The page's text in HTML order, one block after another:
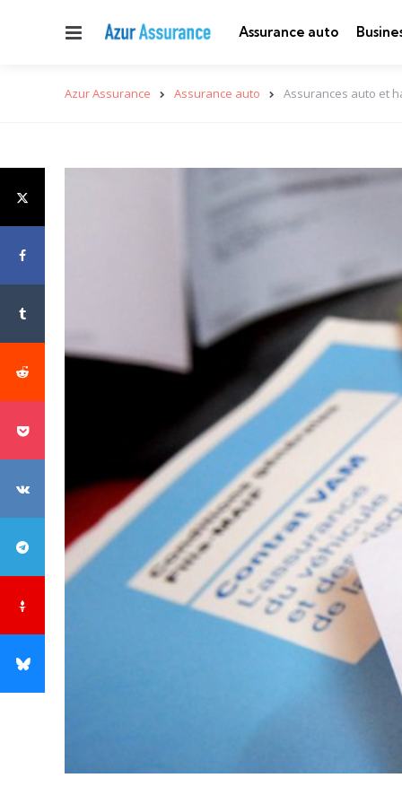
Menu Assurance auto
Azur Assurance Assurance auto Assurances auto et